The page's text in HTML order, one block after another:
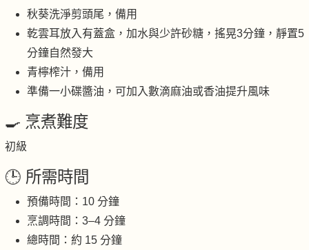
秋葵洗淨剪頭尾，備用
乾雲耳放入有蓋盒，加水與少許砂糖，搖晃3分鐘，靜置5
分鐘自然發大
青檸榨汁，備用
準備一小碟醬油，可加入數滴麻油或香油提升風味
🍳 烹煮難度
初級
🕒 所需時間
預備時間：10 分鐘
烹調時間：3–4 分鐘
總時間：約 15 分鐘